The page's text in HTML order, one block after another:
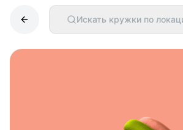
Искать кружки по